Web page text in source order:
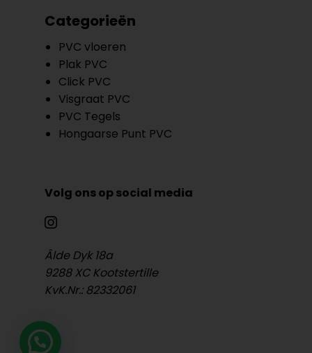
Categorieën
PVC vloeren
Plak PVC
Click PVC
Visgraat PVC
PVC Tegels
Hongaarse Punt PVC
Volg ons op social media
Âlde Dyk 18a
9288 XC Kootstertille
KvK.Nr.: 82332061